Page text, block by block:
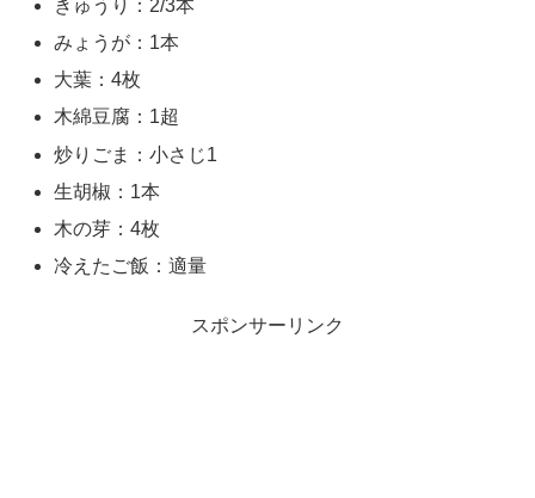
きゅうり：2/3本
みょうが：1本
大葉：4枚
木綿豆腐：1超
炒りごま：小さじ1
生胡椒：1本
木の芽：4枚
冷えたご飯：適量
スポンサーリンク